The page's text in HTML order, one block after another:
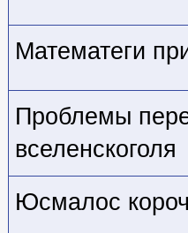
Математеги
Проблемы
вселенскоголя
Юсмалос